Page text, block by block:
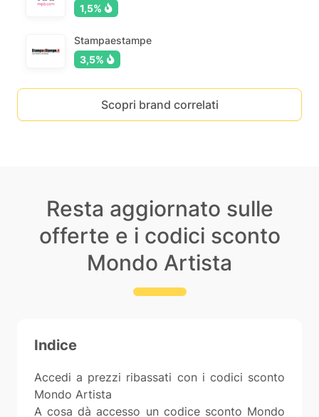
1,5%
Stampaestampe
3,5%
Scopri brand correlati
Resta aggiornato sulle
offerte e i codici sconto
Mondo Artista
Indice
Accedi a prezzi ribassati con i codici sconto
Mondo Artista
A cosa dà accesso un codice sconto Mondo